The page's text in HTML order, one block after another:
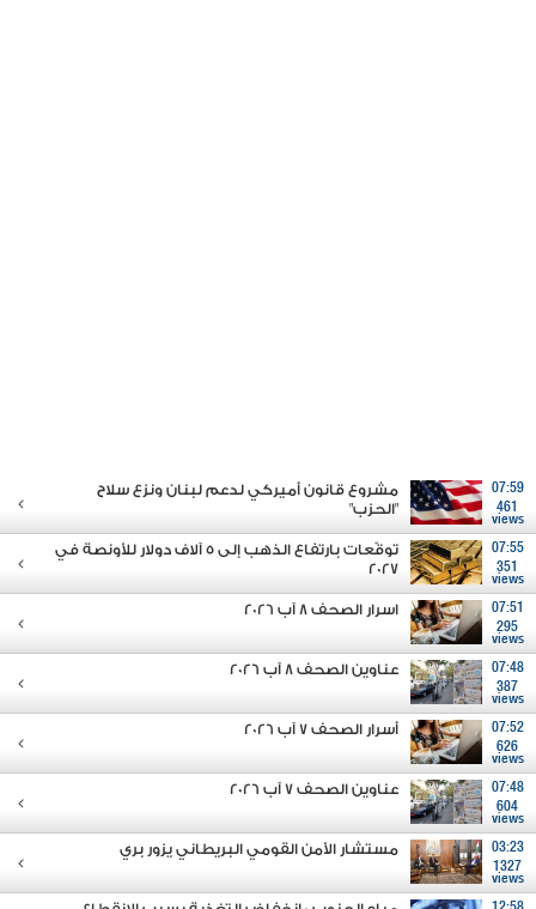
07:59
461
views
مشروع قانون أميركي لدعم لبنان ونزع سلاح
"الحزب"
07:55
351
views
توقّعات بارتفاع الذهب إلى 5 آلاف دولار للأونصة في
2027
07:51
295
views
اسرار الصحف 8 آب 2026
07:48
387
views
عناوين الصحف 8 آب 2026
07:52
626
views
أسرار الصحف 7 آب 2026
07:48
604
views
عناوين الصحف 7 آب 2026
03:23
1327
views
مستشار الأمن القومي البريطاني يزور بري